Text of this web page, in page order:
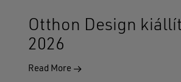
Otthon Design
2026
Read More